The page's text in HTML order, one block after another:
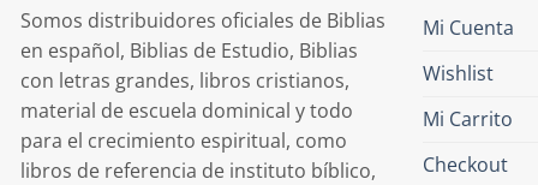
Somos distribuidores oficiales de Biblias
en español, Biblias de Estudio, Biblias
con letras grandes, libros cristianos,
material de escuela dominical y todo
para el crecimiento espiritual, como
libros de referencia de instituto bíblico,
Mi Cuenta
Wishlist
Mi Carrito
Checkout